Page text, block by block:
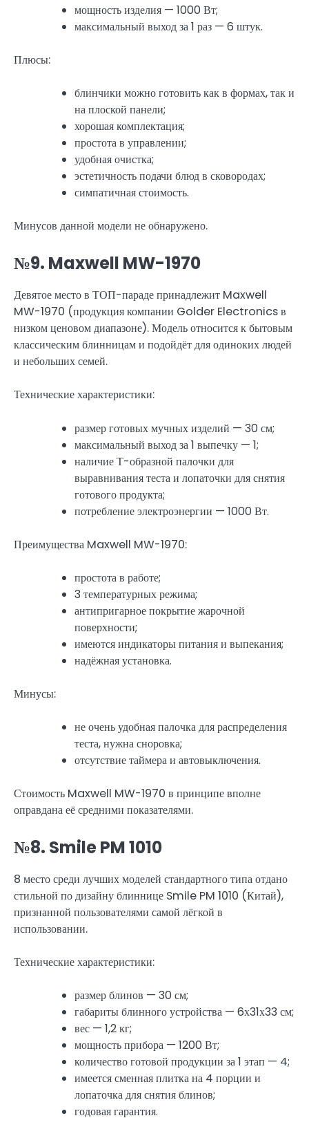
мощность изделия — 1000 Вт;
максимальный выход за 1 раз — 6 штук.
Плюсы:
блинчики можно готовить как в формах, так и
на плоской панели;
хорошая комплектация;
простота в управлении;
удобная очистка;
эстетичность подачи блюд в сковородах;
симпатичная стоимость.
Минусов данной модели не обнаружено.
№9. Maxwell MW-1970
Девятое место в ТОП-параде принадлежит Maxwell
MW-1970 (продукция компании Golder Electronics в
низком ценовом диапазоне). Модель относится к бытовым
классическим блинницам и подойдёт для одиноких людей
и небольших семей.
Технические характеристики:
размер готовых мучных изделий — 30 см;
максимальный выход за 1 выпечку — 1;
наличие Т-образной палочки для
выравнивания теста и лопаточки для снятия
готового продукта;
потребление электроэнергии — 1000 Вт.
Преимущества Maxwell MW-1970:
простота в работе;
3 температурных режима;
антипригарное покрытие жарочной
поверхности;
имеются индикаторы питания и выпекания;
надёжная установка.
Минусы:
не очень удобная палочка для распределения
теста, нужна сноровка;
отсутствие таймера и автовыключения.
Стоимость Maxwell MW-1970 в принципе вполне
оправдана её средними показателями.
№8. Smile PM 1010
8 место среди лучших моделей стандартного типа отдано
стильной по дизайну блиннице Smile PM 1010 (Китай),
признанной пользователями самой лёгкой в
использовании.
Технические характеристики:
размер блинов — 30 см;
габариты блинного устройства — 6х31х33 см;
вес — 1,2 кг;
мощность прибора — 1200 Вт;
количество готовой продукции за 1 этап — 4;
имеется сменная плитка на 4 порции и
лопаточка для снятия блинов;
годовая гарантия.